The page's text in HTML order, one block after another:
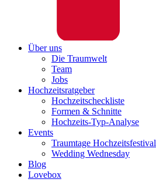
Über uns
Die Traumwelt
Team
Jobs
Hochzeitsratgeber
Hochzeitscheckliste
Formen & Schnitte
Hochzeits-Typ-Analyse
Events
Traumtage Hochzeitsfestival
Wedding Wednesday
Blog
Lovebox